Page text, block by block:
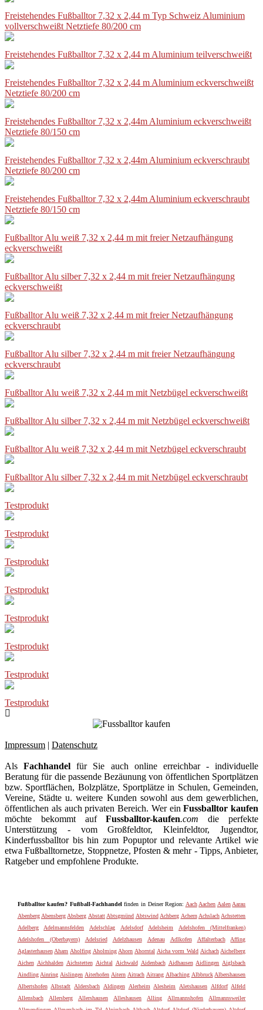
Freistehendes Fußballtor 7,32 x 2,44 m Typ Schweiz Aluminium
vollverschweißt Netztiefe 80/200 cm
Freistehendes Fußballtor 7,32 x 2,44 m Aluminium teilverschweißt
Freistehendes Fußballtor 7,32 x 2,44 m Aluminium eckverschweißt
Netztiefe 80/200 cm
Freistehendes Fußballtor 7,32 x 2,44m Aluminium eckverschweißt
Netztiefe 80/150 cm
Freistehendes Fußballtor 7,32 x 2,44m Aluminium eckverschraubt
Netztiefe 80/200 cm
Freistehendes Fußballtor 7,32 x 2,44m Aluminium eckverschraubt
Netztiefe 80/150 cm
Fußballtor Alu weiß 7,32 x 2,44 m mit freier Netzaufhängung
eckverschweißt
Fußballtor Alu silber 7,32 x 2,44 m mit freier Netzaufhängung
eckverschweißt
Fußballtor Alu weiß 7,32 x 2,44 m mit freier Netzaufhängung
eckverschraubt
Fußballtor Alu silber 7,32 x 2,44 m mit freier Netzaufhängung
eckverschraubt
Fußballtor Alu weiß 7,32 x 2,44 m mit Netzbügel eckverschweißt
Fußballtor Alu silber 7,32 x 2,44 m mit Netzbügel eckverschweißt
Fußballtor Alu weiß 7,32 x 2,44 m mit Netzbügel eckverschraubt
Fußballtor Alu silber 7,32 x 2,44 m mit Netzbügel eckverschraubt
Testprodukt
Testprodukt
Testprodukt
Testprodukt
Testprodukt
Testprodukt
Testprodukt
Testprodukt
Impressum | Datenschutz
AlsFachhandel für Sie auch online erreichbar - individuelle
Beratung für die passende Bezäunung von öffentlichen Sportplätzen
bzw. Sportflächen, Bolzplätze, Sportplätze in Schulen, Gemeinden,
Vereine, Städte u. weitere Kunden sowohl aus dem gewerblichen,
öffentlichen als auch privaten Bereich. Wer einFussballtor kaufen
möchte bekommt aufFussballtor-kaufen.com die perfekte
Unterstützung - vom Großfeldtor, Kleinfeldtor, Jugendtor,
Kinderfussballtor bis hin zum Popuptor und relevante Artikel wie
etwa Fußballtornetze, Stoppnetze, Pfosten & mehr - Tipps, Anbieter,
Ratgeber und empfohlene Produkte.
Fußballtor kaufen? Fußball-Fachhandelfinden in Deiner Region: Aach Aachen Aalen Aarau
Abenberg Abensberg Absberg Abstatt Abtsgmünd Abtswind Achberg Achern Achslach Achstetten
Adelberg
Adelmannsfelden Adelschlag Adelsdorf Adelsheim
Adelshofen (Mittelfranken)
Adelshofen (Oberbayern)
Adelsried Adelzhausen Adenau Adlkofen Affalterbach
Affing
Aglasterhausen Aham Aholfing Aholming Ahorn Ahorntal Aicha vorm Wald Aichach Aichelberg
Aichen Aichhalden Aichstetten Aichtal Aichwald Aidenbach Aidhausen Aidlingen Aiglsbach
Aindling Ainring Aislingen Aiterhofen Aitern Aitrach Aitrang Albaching Albbruck Albershausen
Albertshofen Albstadt Aldersbach Aldingen Alerheim Alesheim Aletshausen Alfdorf Alfeld
Allensbach
Allersberg Allershausen Alleshausen Alling Allmannshofen
Allmannsweiler